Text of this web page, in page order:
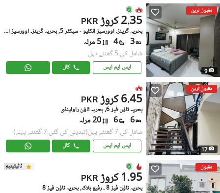
مقبول ترین
9
PKR 2.35 کروڑ
بحریہ گرینز۔ اوورسیز انکلیو - سیکٹر 5, بحریہ گرینز۔ اوورسیز انکلیو
3
4 5 مرلہ
شامل کی:5 گھنٹے پہل
ایس ایم ایس کال
مقبول ترین
17
PKR 6.45 کروڑ
بحریہ ٹاؤن فیز 6, بحریہ ٹاؤن راولپنڈی
6
6 20 مرلہ
شامل کی:7 گھنٹے پہل (تبدیلی کی گئی:7 گھنٹے پہلے)
ایس ایم ایس کال
مقبول ٹائیٹینیم
PKR 1.95 کروڑ
بحریہ ٹاؤن فیز 8 ۔ رفیع بلاک, بحریہ ٹاؤن فیز 8